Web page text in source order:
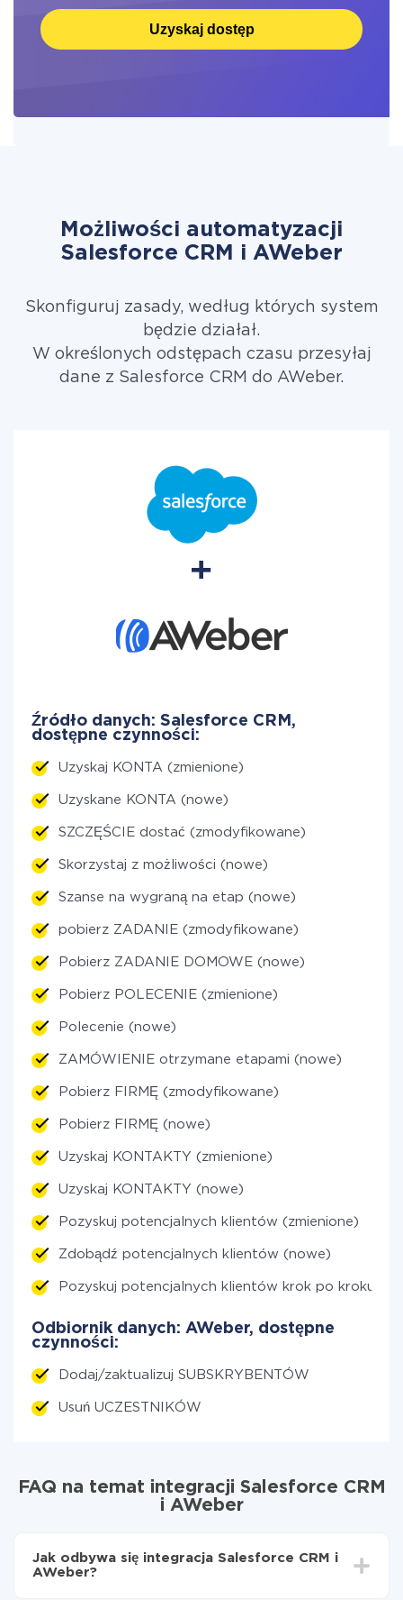
Uzyskaj dostęp
Możliwości automatyzacji
Salesforce CRM i AWeber
Skonfiguruj zasady, według których system
będzie działał.
W określonych odstępach czasu przesyłaj
dane z Salesforce CRM do AWeber.
Źródło danych: Salesforce CRM,
dostępne czynności:
Uzyskaj KONTA (zmienione)
Uzyskane KONTA (nowe)
SZCZĘŚCIE dostać (zmodyfikowane)
Skorzystaj z możliwości (nowe)
Szanse na wygraną na etap (nowe)
pobierz ZADANIE (zmodyfikowane)
Pobierz ZADANIE DOMOWE (nowe)
Pobierz POLECENIE (zmienione)
Polecenie (nowe)
ZAMÓWIENIE otrzymane etapami (nowe)
Pobierz FIRMĘ (zmodyfikowane)
Pobierz FIRMĘ (nowe)
Uzyskaj KONTAKTY (zmienione)
Uzyskaj KONTAKTY (nowe)
Pozyskuj potencjalnych klientów (zmienione)
Zdobądź potencjalnych klientów (nowe)
Pozyskuj potencjalnych klientów krok po kroku
Odbiornik danych: AWeber, dostępne
czynności:
Dodaj/zaktualizuj SUBSKRYBENTÓW
Usuń UCZESTNIKÓW
FAQ na temat integracji Salesforce CRM
i AWeber
Jak odbywa się integracja Salesforce CRM i
AWeber?